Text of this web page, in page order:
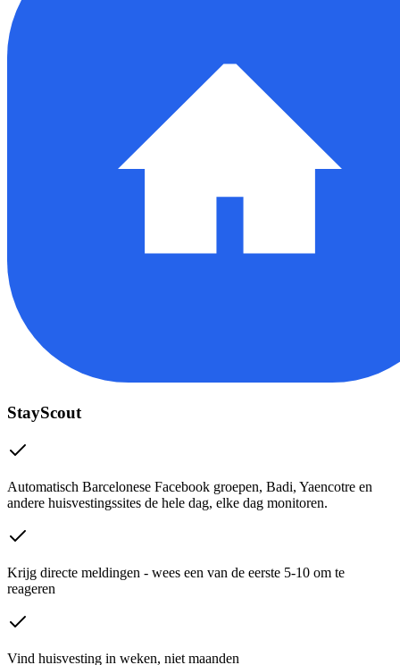
StayScout
Automatisch Barcelonese Facebook groepen, Badi, Yaencotre en
andere huisvestingssites de hele dag, elke dag monitoren.
Krijg directe meldingen - wees een van de eerste 5-10 om te
reageren
Vind huisvesting in weken, niet maanden